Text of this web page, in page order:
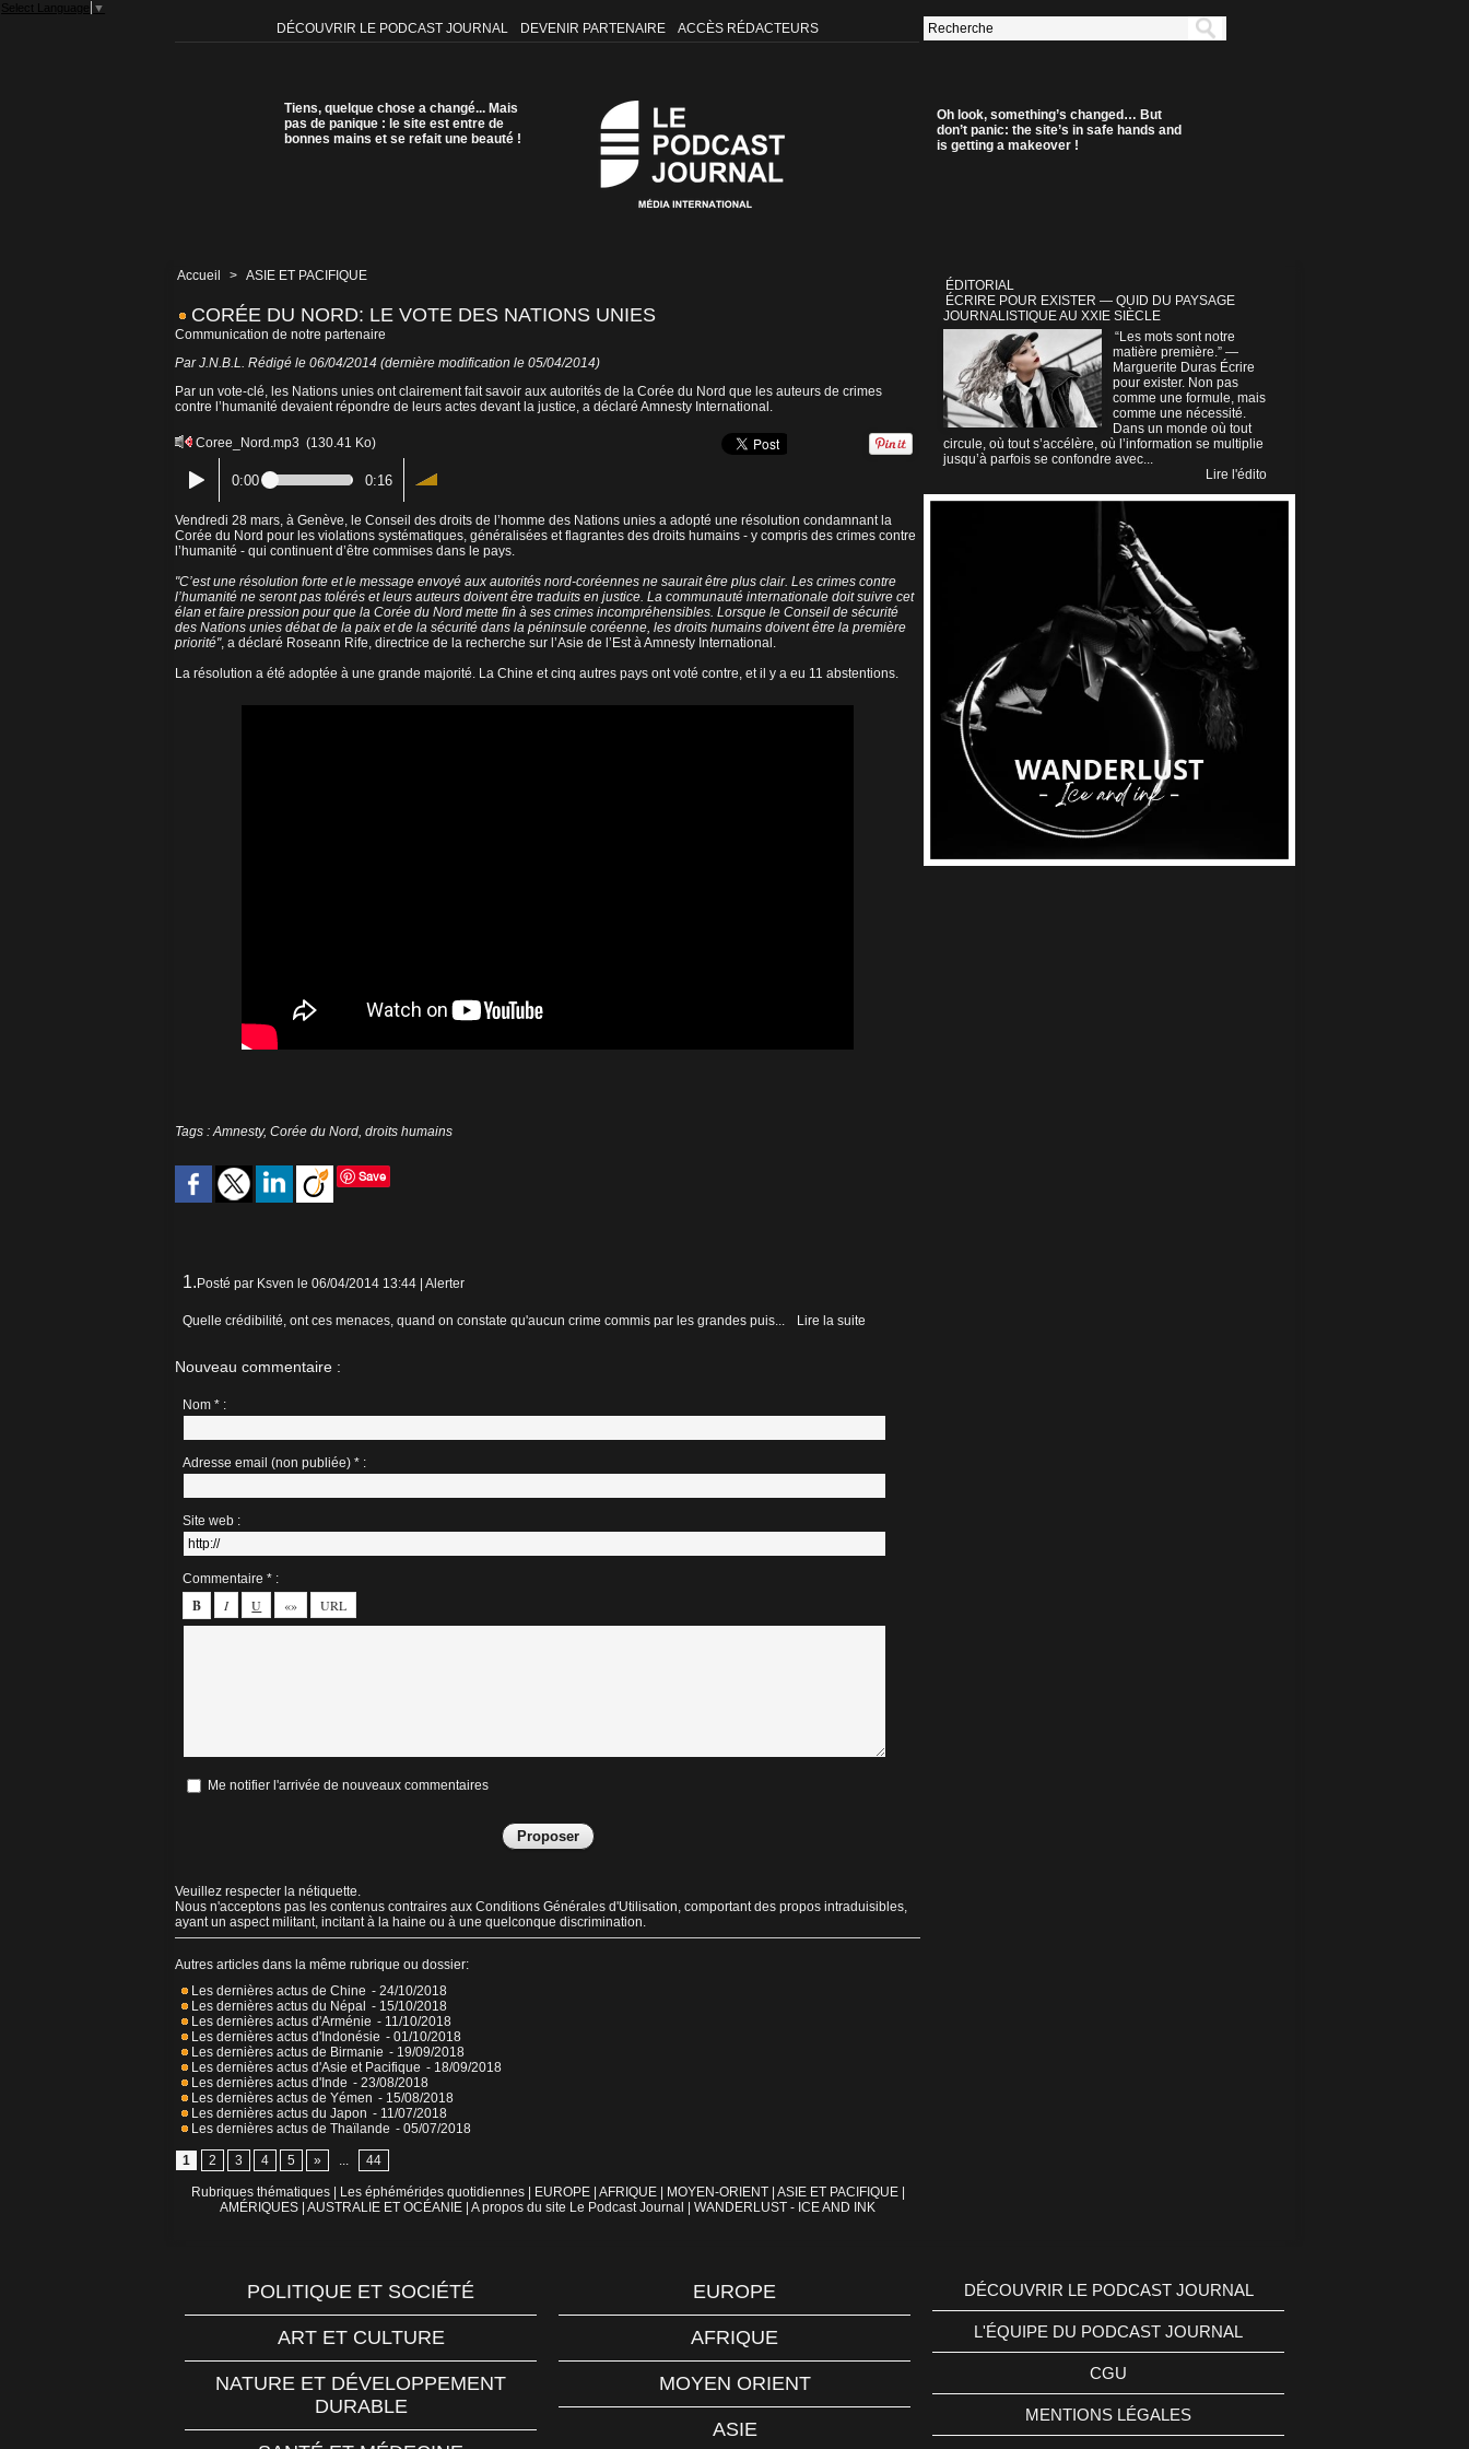
Select Language ▼
DÉCOUVRIR LE PODCAST JOURNAL DEVENIR PARTENAIRE ACCÈS RÉDACTEURS
Tiens, quelque chose a changé... Mais
pas de panique : le site est entre de
bonnes mains et se refait une beauté !
Oh look, something’s changed… But
don’t panic: the site’s in safe hands and
is getting a makeover !
Accueil > ASIE ET PACIFIQUE
CORÉE DU NORD: LE VOTE DES NATIONS UNIES
Communication de notre partenaire
Par J.N.B.L. Rédigé le 06/04/2014 (dernière modification le 05/04/2014)
Par un vote-clé, les Nations unies ont clairement fait savoir aux autorités de la Corée du Nord que les auteurs de crimes
contre l’humanité devaient répondre de leurs actes devant la justice, a déclaré Amnesty International.
Coree_Nord.mp3 (130.41 Ko)
0:00 0:16
Vendredi 28 mars, à Genève, le Conseil des droits de l’homme des Nations unies a adopté une résolution condamnant la
Corée du Nord pour les violations systématiques, généralisées et flagrantes des droits humains - y compris des crimes contre
l’humanité - qui continuent d’être commises dans le pays.
"C’est une résolution forte et le message envoyé aux autorités nord-coréennes ne saurait être plus clair. Les crimes contre
l’humanité ne seront pas tolérés et leurs auteurs doivent être traduits en justice. La communauté internationale doit suivre cet
élan et faire pression pour que la Corée du Nord mette fin à ses crimes incompréhensibles. Lorsque le Conseil de sécurité
des Nations unies débat de la paix et de la sécurité dans la péninsule coréenne, les droits humains doivent être la première
priorité", a déclaré Roseann Rife, directrice de la recherche sur l’Asie de l’Est à Amnesty International.
La résolution a été adoptée à une grande majorité. La Chine et cinq autres pays ont voté contre, et il y a eu 11 abstentions.
Tags :Amnesty, Corée du Nord, droits humains
Save
1. Posté par Ksven le 06/04/2014 13:44 Alerter
Quelle crédibilité, ont ces menaces, quand on constate qu'aucun crime commis par les grandes puis... Lire la suite
Nouveau commentaire :
Nom * :
Adresse email (non publiée) * :
Site web :
Commentaire * :
Me notifier l'arrivée de nouveaux commentaires
Veuillez respecter la nétiquette.
Nous n'acceptons pas les contenus contraires aux Conditions Générales d'Utilisation, comportant des propos intraduisibles,
ayant un aspect militant, incitant à la haine ou à une quelconque discrimination.
Autres articles dans la même rubrique ou dossier:
Les dernières actus de Chine - 24/10/2018
Les dernières actus du Népal - 15/10/2018
Les dernières actus d'Arménie - 11/10/2018
Les dernières actus d'Indonésie - 01/10/2018
Les dernières actus de Birmanie - 19/09/2018
Les dernières actus d'Asie et Pacifique - 18/09/2018
Les dernières actus d'Inde - 23/08/2018
Les dernières actus de Yémen - 15/08/2018
Les dernières actus du Japon - 11/07/2018
Les dernières actus de Thaïlande - 05/07/2018
1 2 3 4 5 » 44
Rubriques thématiques | Les éphémérides quotidiennes | EUROPE | AFRIQUE | MOYEN-ORIENT | ASIE ET PACIFIQUE |
AMÉRIQUES | AUSTRALIE ET OCÉANIE | A propos du site Le Podcast Journal | WANDERLUST - ICE AND INK
ÉDITORIAL
ÉCRIRE POUR EXISTER — QUID DU PAYSAGE
JOURNALISTIQUE AU XXIE SIÈCLE
“Les mots sont notre
matière première.” —
Marguerite Duras Écrire
pour exister. Non pas
comme une formule, mais
comme une nécessité.
Dans un monde où tout
circule, où tout s’accélère, où l’information se multiplie
jusqu’à parfois se confondre avec...
Lire l'édito
POLITIQUE ET SOCIÉTÉ
ART ET CULTURE
NATURE ET DÉVELOPPEMENT
DURABLE
EUROPE
AFRIQUE
MOYEN ORIENT
ASIE
DÉCOUVRIR LE PODCAST JOURNAL
L'ÉQUIPE DU PODCAST JOURNAL
CGU
MENTIONS LÉGALES